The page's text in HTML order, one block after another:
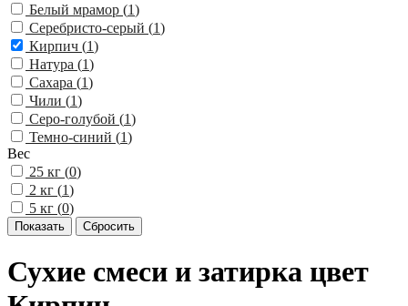
Белый мрамор (1)
Серебристо-серый (1)
Кирпич (1)
Натура (1)
Сахара (1)
Чили (1)
Серо-голубой (1)
Темно-синий (1)
Вес
25 кг (0)
2 кг (1)
5 кг (0)
Сухие смеси и затирка цвет